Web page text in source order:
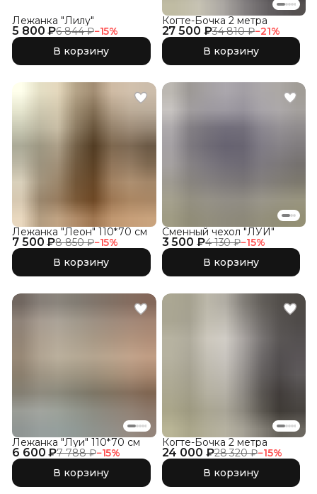
5 800 ₽6 844 ₽−15%
Лежанка "Лилу"
В корзину
27 500 ₽34 810 ₽−21%
Когте-Бочка 2 метра
В корзину
7 500 ₽8 850 ₽−15%
Лежанка "Леон" 110*70 см
В корзину
3 500 ₽4 130 ₽−15%
Сменный чехол "ЛУИ"
В корзину
6 600 ₽7 788 ₽−15%
Лежанка "Луи" 110*70 см
В корзину
24 000 ₽28 320 ₽−15%
Когте-Бочка 2 метра
В корзину